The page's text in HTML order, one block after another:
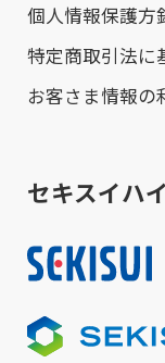
個人情報保護方
特定商取引法に
お客さま情報の
セキスイハ